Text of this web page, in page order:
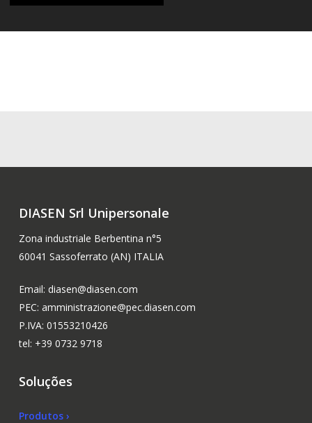
DIASEN Srl Unipersonale
Zona industriale Berbentina n°5
60041 Sassoferrato (AN) ITALIA
Email: diasen@diasen.com
PEC: amministrazione@pec.diasen.com
P.IVA: 01553210426
tel: +39 0732 9718
Soluções
Produtos ›